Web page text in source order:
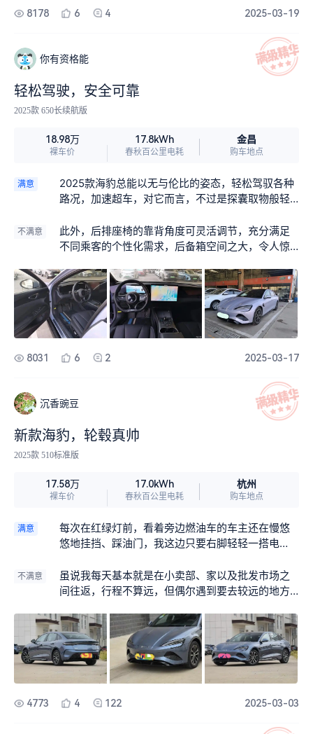
8178 6 4 2025-03-19
你有资格能
轻松驾驶，安全可靠
2025款 650长续航版
18.98万
裸车价
17.8kWh
春秋百公里电耗
金昌
购车地点
满意
2025款海豹总能以无与伦比的姿态，轻松驾驭各种
路况，加速超车，对它而言，不过是探囊取物般轻
输出，让我宛如置身赛车场上，成为王者，尽情领
略前所未有的驾驶快感。
不满意
此外，后排座椅的靠背角度可灵活调节，充分满足
不同乘客的个性化需求，后备箱空间之大，令人惊
8031 6 2 2025-03-17
沉香豌豆
新款海豹，轮毂真帅
2025款 510标准版
17.58万
裸车价
17.0kWh
春秋百公里电耗
杭州
购车地点
满意
每次在红绿灯前，看着旁边燃油车的车主还在慢悠
悠地挂挡、踩油门，我这边只要右脚轻轻一搭电
在座椅上，旁边那些车眨眼间就被我远远甩在身
后，平时去批发市场进货，那路况简直就是车的 “战
力，在车流中左突右进，灵活得像条穿梭在珊瑚丛
中的小鱼，轻轻松松就能快速抵达目的地。
不满意
虽说我每天基本就是在小卖部、家以及批发市场之
间往返，行程不算远，但偶尔遇到要去较远的地方
就有点捉襟见肘了。就算提前规划好路线，心里还
是难免会担心电量不够，而且在一些偏远地区，充
电桩数量不足，这也给出行带来了一定的困扰。
4773 4 122 2025-03-03